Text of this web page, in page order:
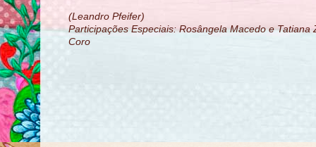
(Leandro Pfeifer)
Participações Especiais: Rosângela Macedo e Tatiana
Coro